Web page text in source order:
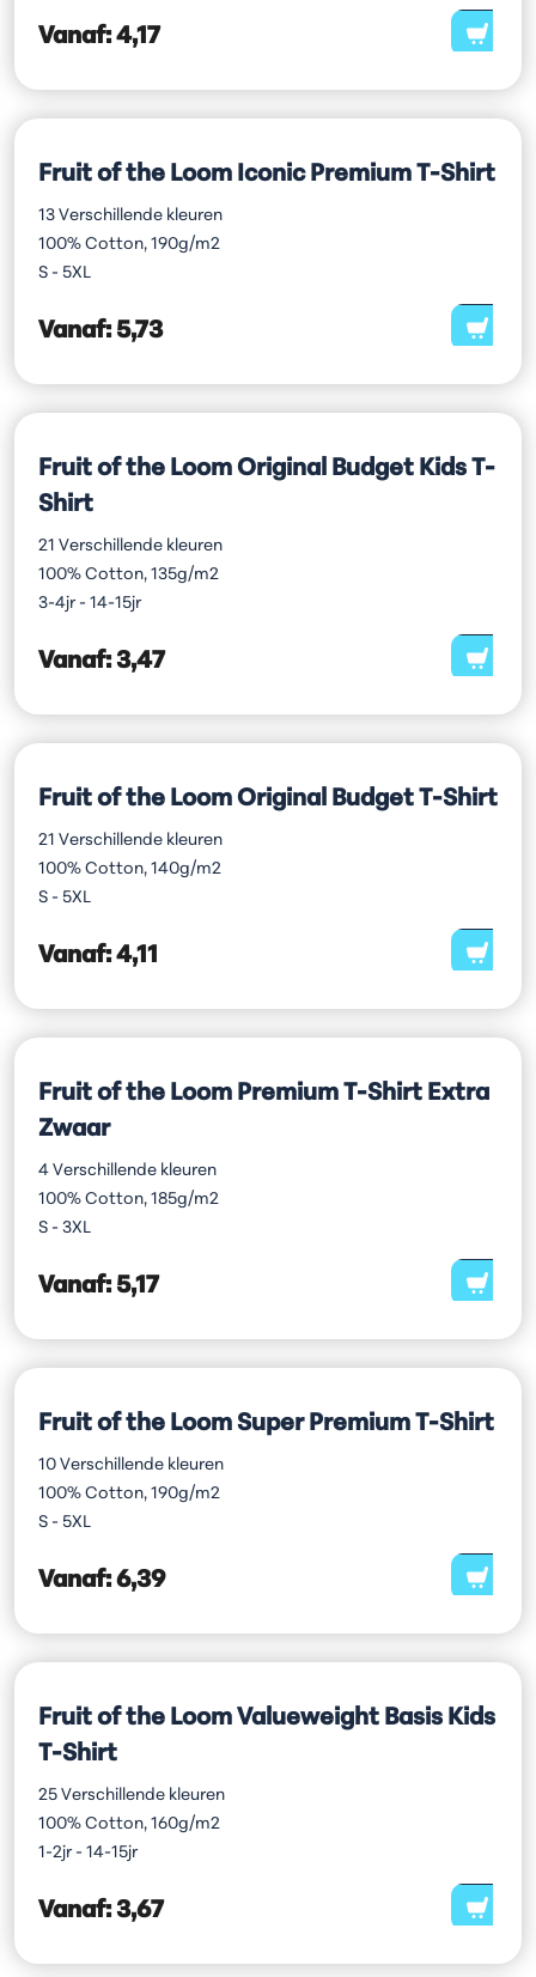
Vanaf: 4,17
Fruit of the Loom Iconic Premium T-Shirt
13 Verschillende kleuren
100% Cotton, 190g/m2
S - 5XL
Vanaf: 5,73
Fruit of the Loom Original Budget Kids T-
Shirt
21 Verschillende kleuren
100% Cotton, 135g/m2
3-4jr - 14-15jr
Vanaf: 3,47
Fruit of the Loom Original Budget T-Shirt
21 Verschillende kleuren
100% Cotton, 140g/m2
S - 5XL
Vanaf: 4,11
Fruit of the Loom Premium T-Shirt Extra
Zwaar
4 Verschillende kleuren
100% Cotton, 185g/m2
S - 3XL
Vanaf: 5,17
Fruit of the Loom Super Premium T-Shirt
10 Verschillende kleuren
100% Cotton, 190g/m2
S - 5XL
Vanaf: 6,39
Fruit of the Loom Valueweight Basis Kids
T-Shirt
25 Verschillende kleuren
100% Cotton, 160g/m2
1-2jr - 14-15jr
Vanaf: 3,67